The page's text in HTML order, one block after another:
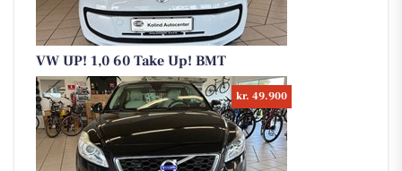
VW UP! 1,0 60 Take Up! BMT
kr. 49.900